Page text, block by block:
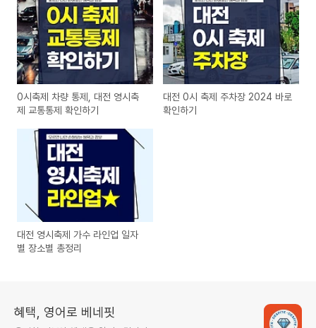
0시축제 차량 통제, 대전 영시축
제 교통통제 확인하기
대전 0시 축제 주차장 2024 바로
확인하기
대전 영시축제 가수 라인업 일자
별 장소별 총정리
혜택, 영어로 베네핏